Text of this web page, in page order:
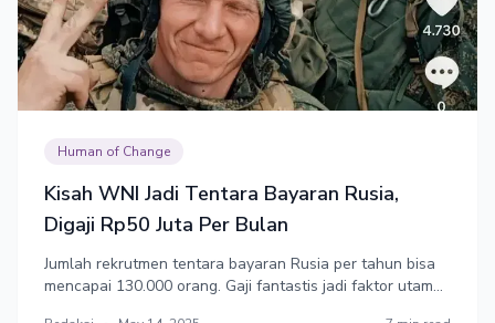
Human of Change
Kisah WNI Jadi Tentara Bayaran Rusia,
Digaji Rp50 Juta Per Bulan
Jumlah rekrutmen tentara bayaran Rusia per tahun bisa
mencapai 130.000 orang. Gaji fantastis jadi faktor utama.